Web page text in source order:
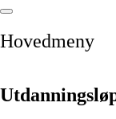
Hovedmeny